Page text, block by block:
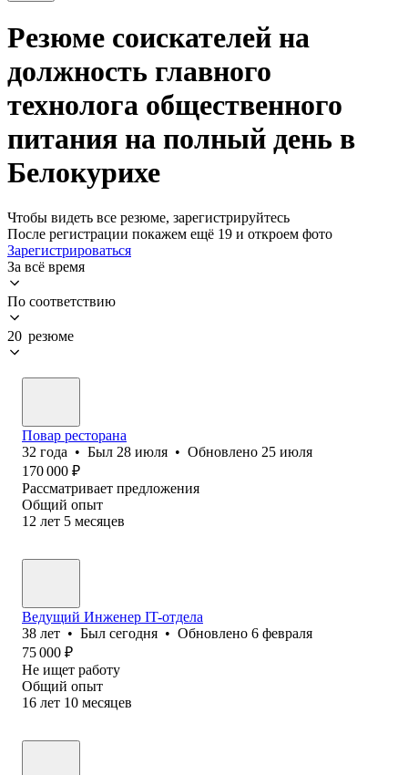
Резюме соискателей на
должность главного
технолога общественного
питания на полный день в
Белокурихе
Чтобы видеть все резюме, зарегистрируйтесь
После регистрации покажем ещё 19 и откроем фото
Зарегистрироваться
За всё время
По соответствию
20 резюме
Повар ресторана
32 года • Был 28 июля • Обновлено 25 июля
170 000 ₽
Рассматривает предложения
Общий опыт
12 лет 5 месяцев
Ведущий Инженер IT-отдела
38 лет • Был сегодня • Обновлено 6 февраля
75 000 ₽
Не ищет работу
Общий опыт
16 лет 10 месяцев